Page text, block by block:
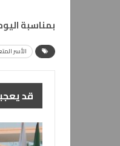
بمناسبة
الأسر
قد